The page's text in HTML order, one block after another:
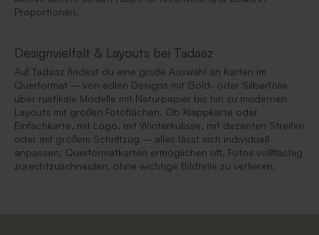
Proportionen.
Designvielfalt & Layouts bei Tadaaz
Auf Tadaaz findest du eine große Auswahl an Karten im
Querformat – von edlen Designs mit Gold- oder Silberfolie
über rustikale Modelle mit Naturpapier bis hin zu modernen
Layouts mit großen Fotoflächen. Ob Klappkarte oder
Einfachkarte, mit Logo, mit Winterkulisse, mit dezenten Streifen
oder mit großem Schriftzug – alles lässt sich individuell
anpassen. Querformatkarten ermöglichen oft, Fotos vollflächig
zurechtzuschneiden, ohne wichtige Bildteile zu verlieren.